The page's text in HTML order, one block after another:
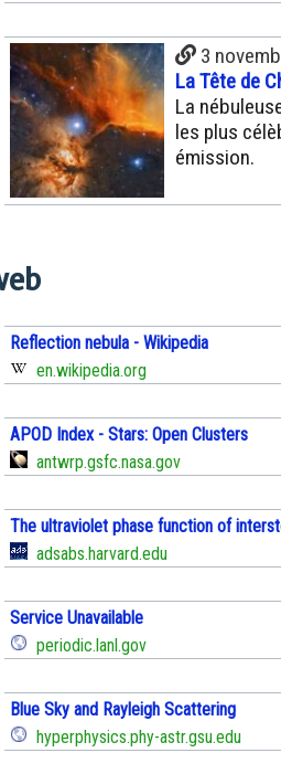
3
La Tête de
La
les plus
émission.
Reflection nebula - Wikipedia
en.wikipedia.org
APOD Index - Stars: Open Clusters
antwrp.gsfc.nasa.gov
The ultraviolet phase function of
adsabs.harvard.edu
Service Unavailable
periodic.lanl.gov
Blue Sky and Rayleigh Scattering
hyperphysics.phy-astr.gsu.edu